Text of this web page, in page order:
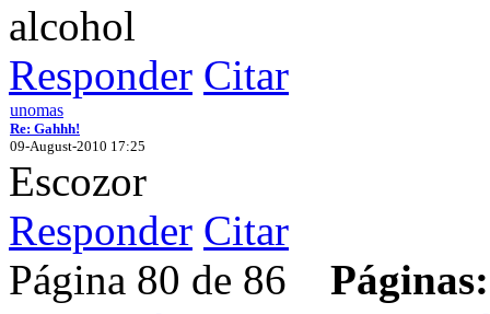
alcohol
Responder Citar
unomas
Re: Gahhh!
09-August-2010 17:25
Escozor
Responder Citar
Página 80 de 86 Páginas: